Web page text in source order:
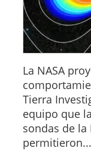
La NASA
Tierra
equipo que
sondas de la
permitieron...